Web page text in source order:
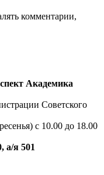
комментарии,
Академика
Советского
с 10.00 до 18.00
а/я 501